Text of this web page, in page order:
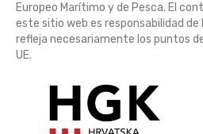
Europeo Marítimo y de Pesca. El
este sitio web es responsabilidad de
refleja necesariamente los puntos
UE.